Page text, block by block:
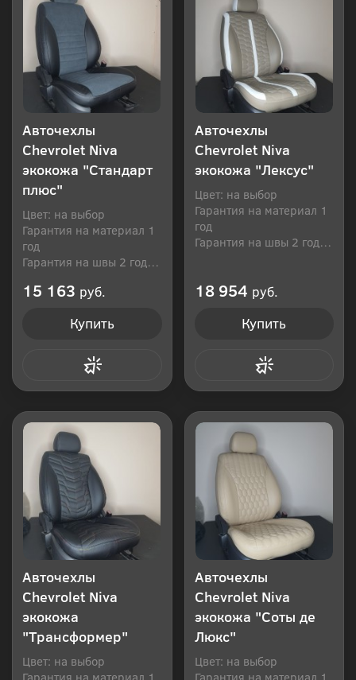
Авточехлы
Chevrolet Niva
экокожа "Стандарт
плюс"
Цвет: на выбор
Гарантия на материал 1
год
Гарантия на швы 2 года
15 163 руб.
Купить
Авточехлы
Chevrolet Niva
экокожа "Лексус"
Цвет: на выбор
Гарантия на материал 1
год
Гарантия на швы 2 года
18 954 руб.
Купить
Авточехлы
Chevrolet Niva
экокожа
"Трансформер"
Цвет: на выбор
Гарантия на материал 1
Авточехлы
Chevrolet Niva
экокожа "Соты де
Люкс"
Цвет: на выбор
Гарантия на материал 1